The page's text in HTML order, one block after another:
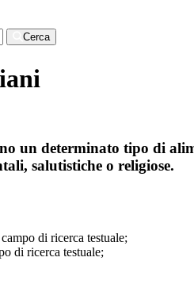
Cerca
un determinato tipo di
salutistiche o religiose.
di ricerca testuale;
di ricerca testuale;